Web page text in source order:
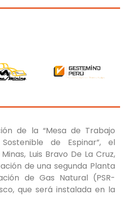
de la “Mesa de Trabajo
de Espinar”, el
Luis Bravo De La Cruz,
de una segunda Planta
de Gas Natural (PSR-
que será instalada en la